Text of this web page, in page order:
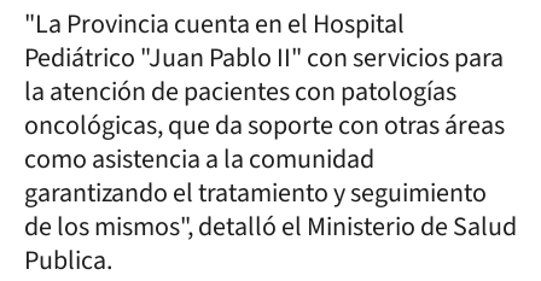
"La Provincia cuenta en el Hospital
Pediátrico "Juan Pablo II" con servicios para
la atención de pacientes con patologías
oncológicas, que da soporte con otras áreas
como asistencia a la comunidad
garantizando el tratamiento y seguimiento
de los mismos", detalló el Ministerio de Salud
Publica.